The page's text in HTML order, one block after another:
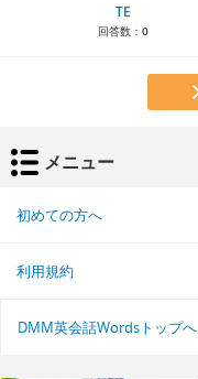
TE
回答数： 0
メニュー
初めての方へ
利用規約
DMM英会話Wordsトップへ